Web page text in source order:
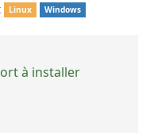
Linux Windows
à installer